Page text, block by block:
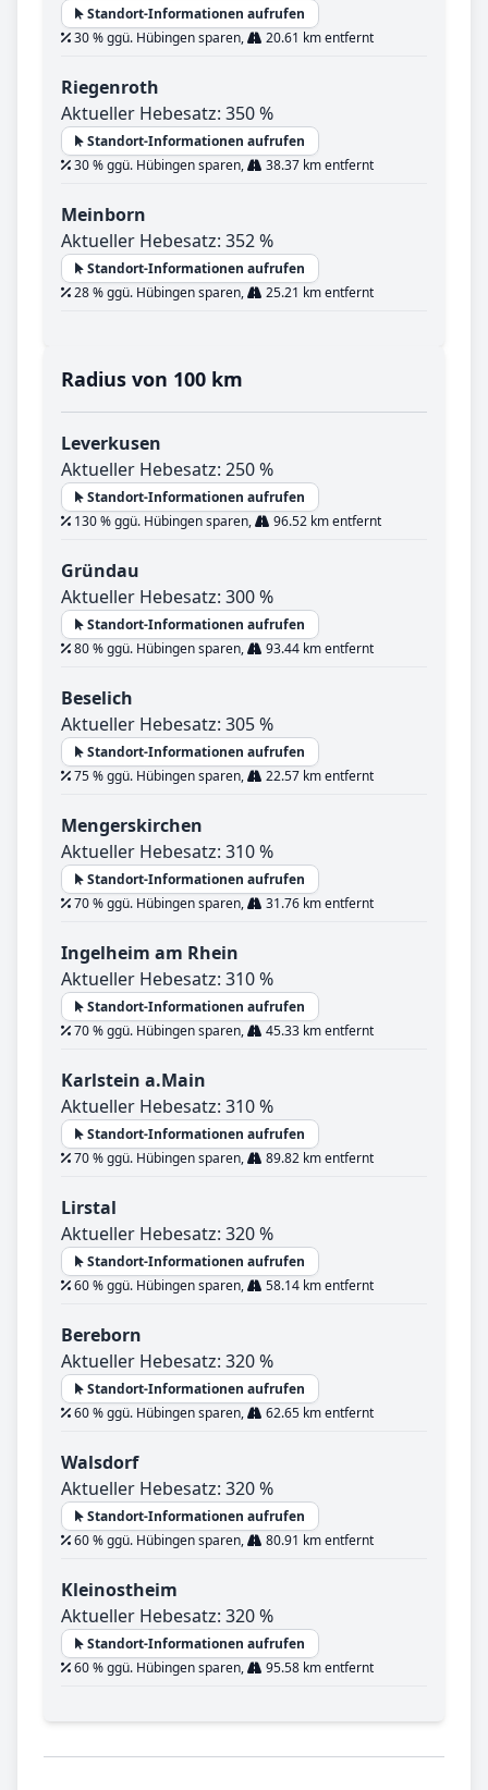
Standort-Informationen aufrufen
30 % ggü. Hübingen sparen,
20.61 km entfernt
Riegenroth
Aktueller Hebesatz: 350 %
Standort-Informationen aufrufen
30 % ggü. Hübingen sparen,
38.37 km entfernt
Meinborn
Aktueller Hebesatz: 352 %
Standort-Informationen aufrufen
28 % ggü. Hübingen sparen,
25.21 km entfernt
Radius von 100 km
Leverkusen
Aktueller Hebesatz: 250 %
Standort-Informationen aufrufen
130 % ggü. Hübingen sparen,
96.52 km entfernt
Gründau
Aktueller Hebesatz: 300 %
Standort-Informationen aufrufen
80 % ggü. Hübingen sparen,
93.44 km entfernt
Beselich
Aktueller Hebesatz: 305 %
Standort-Informationen aufrufen
75 % ggü. Hübingen sparen,
22.57 km entfernt
Mengerskirchen
Aktueller Hebesatz: 310 %
Standort-Informationen aufrufen
70 % ggü. Hübingen sparen,
31.76 km entfernt
Ingelheim am Rhein
Aktueller Hebesatz: 310 %
Standort-Informationen aufrufen
70 % ggü. Hübingen sparen,
45.33 km entfernt
Karlstein a.Main
Aktueller Hebesatz: 310 %
Standort-Informationen aufrufen
70 % ggü. Hübingen sparen,
89.82 km entfernt
Lirstal
Aktueller Hebesatz: 320 %
Standort-Informationen aufrufen
60 % ggü. Hübingen sparen,
58.14 km entfernt
Bereborn
Aktueller Hebesatz: 320 %
Standort-Informationen aufrufen
60 % ggü. Hübingen sparen,
62.65 km entfernt
Walsdorf
Aktueller Hebesatz: 320 %
Standort-Informationen aufrufen
60 % ggü. Hübingen sparen,
80.91 km entfernt
Kleinostheim
Aktueller Hebesatz: 320 %
Standort-Informationen aufrufen
60 % ggü. Hübingen sparen,
95.58 km entfernt